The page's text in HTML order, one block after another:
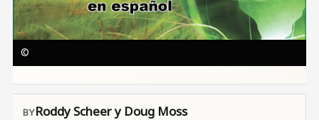
©
Roddy Scheer y Doug Moss